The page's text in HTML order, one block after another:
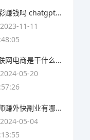
竞彩赚钱吗 chatgpt竞彩
2023-11-11
互联网电商是干什么的 什么是互联网引流
2024-05-20
教师赚外快副业有哪些 兼职赚外快的副业有哪些
2024-05-04